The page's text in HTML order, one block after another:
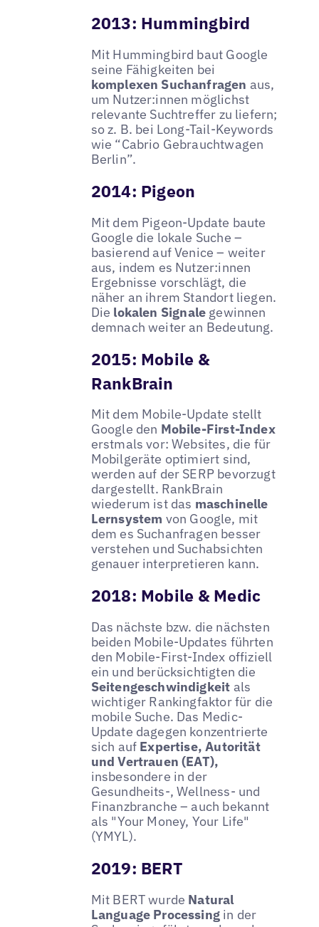
2013: Hummingbird
Mit Hummingbird baut Google
seine Fähigkeiten bei
komplexen Suchanfragen aus,
um Nutzer:innen möglichst
relevante Suchtreffer zu liefern;
so z. B. bei Long-Tail-Keywords
wie “Cabrio Gebrauchtwagen
Berlin”.
2014: Pigeon
Mit dem Pigeon-Update baute
Google die lokale Suche –
basierend auf Venice – weiter
aus, indem es Nutzer:innen
Ergebnisse vorschlägt, die
näher an ihrem Standort liegen.
Die lokalen Signale gewinnen
demnach weiter an Bedeutung.
2015: Mobile &
RankBrain
Mit dem Mobile-Update stellt
Google den Mobile-First-Index
erstmals vor: Websites, die für
Mobilgeräte optimiert sind,
werden auf der SERP bevorzugt
dargestellt. RankBrain
wiederum ist das maschinelle
Lernsystem von Google, mit
dem es Suchanfragen besser
verstehen und Suchabsichten
genauer interpretieren kann.
2018: Mobile & Medic
Das nächste bzw. die nächsten
beiden Mobile-Updates führten
den Mobile-First-Index offiziell
ein und berücksichtigten die
Seitengeschwindigkeit als
wichtiger Rankingfaktor für die
mobile Suche. Das Medic-
Update dagegen konzentrierte
sich auf Expertise, Autorität
und Vertrauen (EAT),
insbesondere in der
Gesundheits-, Wellness- und
Finanzbranche – auch bekannt
als "Your Money, Your Life"
(YMYL).
2019: BERT
Mit BERT wurde Natural
Language Processing in der